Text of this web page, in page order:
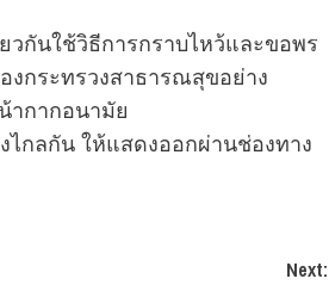
กันใช้วิธีการกราบไหว้และขอพร
งกระทรวงสาธารณสุขอย่าง
ากากอนามัย
กลกัน ให้แสดงออกผ่านช่องทาง
Next: